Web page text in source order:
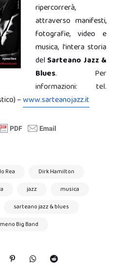
ripercorrerà,
attraverso manifesti,
fotografie, video e
musica, l’intera storia
del Sarteano Jazz &
Blues. Per
informazioni: tel.
–www.sarteanojazz.it
Rea
Dirk Hamilton
jazz
musica
sarteano jazz & blues
Big Band